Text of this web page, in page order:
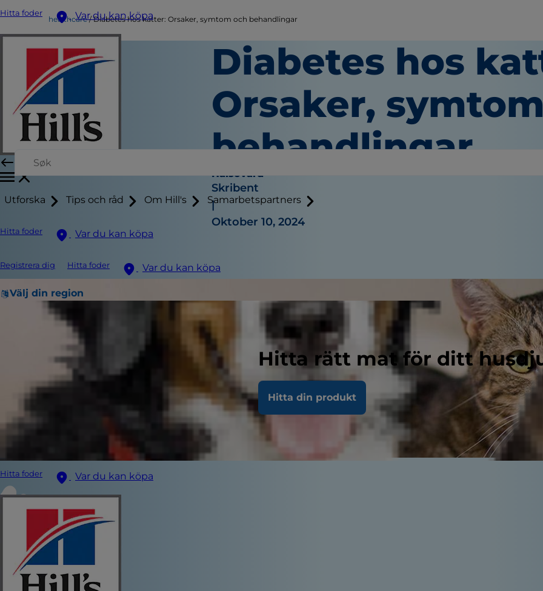
Hitta foder Var du kan köpa
Utforska Tips och råd Om Hill's Samarbetspartners
Hitta foder Var du kan köpa
Registrera dig Hitta foder Var du kan köpa
Välj din region
Hitta rätt mat för ditt
Hitta din produkt
Hitta foder Var du kan köpa
healthcare Diabetes hos katter: Orsaker, symtom och behandlingar
Diabetes hos
Orsaker,
behandlingar
Hälsovård
Skribent
|
Oktober 10, 2024